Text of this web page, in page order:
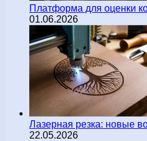
Платформа для оценки
01.06.2026
Лазерная резка: новые
22.05.2026